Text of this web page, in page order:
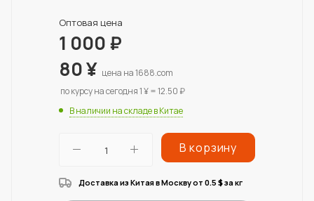
Оптовая цена
1 000₽
80¥ цена на 1688.com
по курсу на сегодня 1 ¥ = 12.50 ₽
В наличии на складе в Китае
В корзину
Доставка из Китая в Москву от 0.5 $за кг